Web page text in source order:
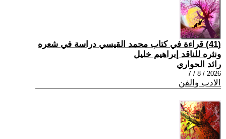
(41) قراءة في كتاب محمد القيسي دراسة في شعره
ونثره للناقد إبراهيم خليل
رائد الحواري
2026 / 8 / 7
الادب والفن